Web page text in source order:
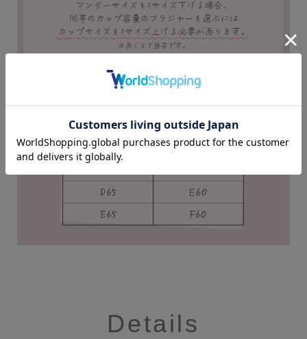
Details